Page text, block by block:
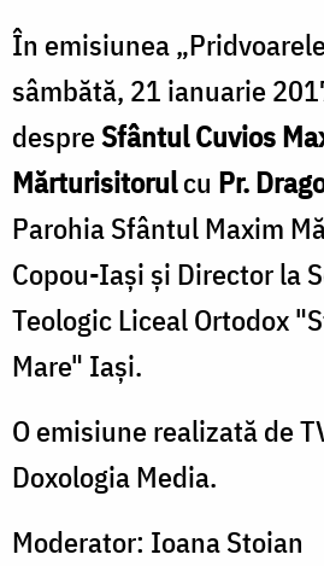
În emisiunea
sâmbătă, 21 ianuarie
despreSfântul Cuvios
Mărturisitorulcu Pr.
Parohia Sfântul Maxim
Copou-Iaşi și Director la
Teologic Liceal Ortodox
Mare" Iaşi.
O emisiune realizată de
Doxologia Media.
Moderator: Ioana Stoian